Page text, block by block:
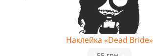
Наклейка «Dead Bride»